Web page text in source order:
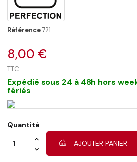
Référence721
8,00 €
TTC
Expédié sous 24 à 48h hors
fériés
Quantité
AJOUTER PANIER